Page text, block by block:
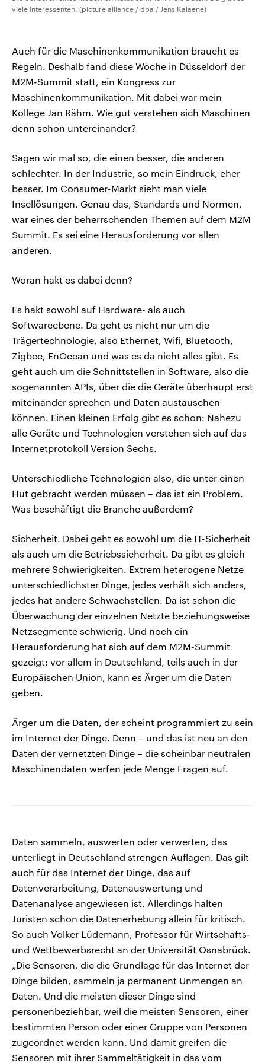
viele Interessenten. (picture alliance / dpa / Jens Kalaene)
Auch für die Maschinenkommunikation braucht es
Regeln. Deshalb fand diese Woche in Düsseldorf der
M2M-Summit statt, ein Kongress zur
Maschinenkommunikation. Mit dabei war mein
Kollege Jan Rähm. Wie gut verstehen sich Maschinen
denn schon untereinander?
Sagen wir mal so, die einen besser, die anderen
schlechter. In der Industrie, so mein Eindruck, eher
besser. Im Consumer-Markt sieht man viele
Insellösungen. Genau das, Standards und Normen,
war eines der beherrschenden Themen auf dem M2M
Summit. Es sei eine Herausforderung vor allen
anderen.
Woran hakt es dabei denn?
Es hakt sowohl auf Hardware- als auch
Softwareebene. Da geht es nicht nur um die
Trägertechnologie, also Ethernet, Wifi, Bluetooth,
Zigbee, EnOcean und was es da nicht alles gibt. Es
geht auch um die Schnittstellen in Software, also die
sogenannten APIs, über die die Geräte überhaupt erst
miteinander sprechen und Daten austauschen
können. Einen kleinen Erfolg gibt es schon: Nahezu
alle Geräte und Technologien verstehen sich auf das
Internetprotokoll Version Sechs.
Unterschiedliche Technologien also, die unter einen
Hut gebracht werden müssen – das ist ein Problem.
Was beschäftigt die Branche außerdem?
Sicherheit. Dabei geht es sowohl um die IT-Sicherheit
als auch um die Betriebssicherheit. Da gibt es gleich
mehrere Schwierigkeiten. Extrem heterogene Netze
unterschiedlichster Dinge, jedes verhält sich anders,
jedes hat andere Schwachstellen. Da ist schon die
Überwachung der einzelnen Netzte beziehungsweise
Netzsegmente schwierig. Und noch ein
Herausforderung hat sich auf dem M2M-Summit
gezeigt: vor allem in Deutschland, teils auch in der
Europäischen Union, kann es Ärger um die Daten
geben.
Ärger um die Daten, der scheint programmiert zu sein
im Internet der Dinge. Denn – und das ist neu an den
Daten der vernetzten Dinge – die scheinbar neutralen
Maschinendaten werfen jede Menge Fragen auf.
Daten sammeln, auswerten oder verwerten, das
unterliegt in Deutschland strengen Auflagen. Das gilt
auch für das Internet der Dinge, das auf
Datenverarbeitung, Datenauswertung und
Datenanalyse angewiesen ist. Allerdings halten
Juristen schon die Datenerhebung allein für kritisch.
So auch Volker Lüdemann, Professor für Wirtschafts-
und Wettbewerbsrecht an der Universität Osnabrück.
„Die Sensoren, die die Grundlage für das Internet der
Dinge bilden, sammeln ja permanent Unmengen an
Daten. Und die meisten dieser Dinge sind
personenbeziehbar, weil die meisten Sensoren, einer
bestimmten Person oder einer Gruppe von Personen
zugeordnet werden kann. Und damit greifen die
Sensoren mit ihrer Sammeltätigkeit in das vom